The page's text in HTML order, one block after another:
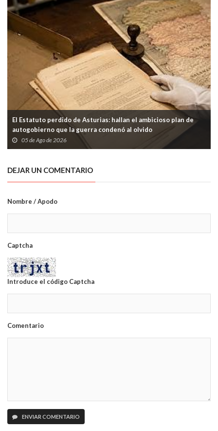
El Estatuto perdido de Asturias: hallan el ambicioso plan de
autogobierno que la guerra condenó al olvido
05 de Ago de 2026
DEJAR UN COMENTARIO
Nombre / Apodo
Captcha
Introduce el código Captcha
Comentario
ENVIAR COMENTARIO